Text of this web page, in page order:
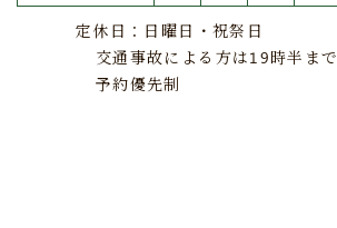
定休日：日曜日・祝祭日
交通事故による方は19時半まで
予約優先制